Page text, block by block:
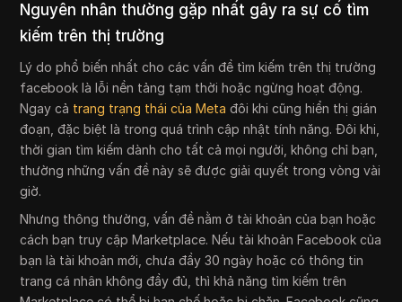
Nguyên nhân thường gặp nhất gây ra sự cố tìm
kiếm trên thị trường
Lý do phổ biến nhất cho các vấn đề tìm kiếm trên thị trường
facebook là lỗi nền tảng tạm thời hoặc ngừng hoạt động.
Ngay cả trang trạng thái của Meta đôi khi cũng hiển thị gián
đoạn, đặc biệt là trong quá trình cập nhật tính năng. Đôi khi,
thời gian tìm kiếm dành cho tất cả mọi người, không chỉ bạn,
thường những vấn đề này sẽ được giải quyết trong vòng vài
giờ.
Nhưng thông thường, vấn đề nằm ở tài khoản của bạn hoặc
cách bạn truy cập Marketplace. Nếu tài khoản Facebook của
bạn là tài khoản mới, chưa đầy 30 ngày hoặc có thông tin
trang cá nhân không đầy đủ, thì khả năng tìm kiếm trên